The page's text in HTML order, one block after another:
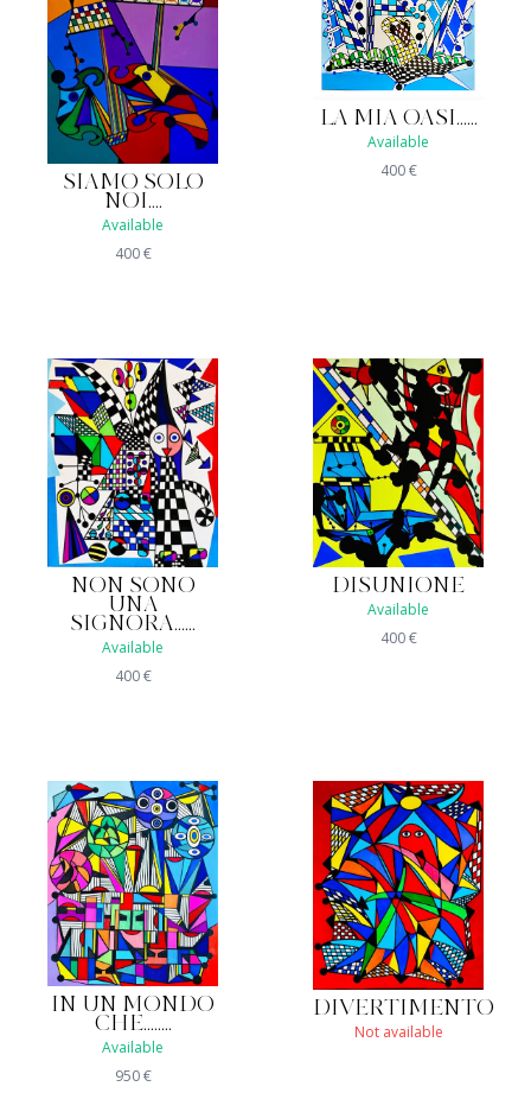
SIAMO SOLO
NOI....
Available
400€
LA MIA OASI......
Available
400€
NON SONO
UNA
SIGNORA......
Available
400€
DISUNIONE
Available
400€
IN UN MONDO
CHE........
Available
950€
DIVERTIMENTO
Not available